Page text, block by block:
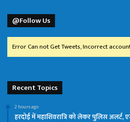
@Follow Us
Error Can not Get Tweets, Incorrect
Recent Topics
2 hours ago
हरदोई में महाशिवरात्रि को लेकर पुलिस अलर्ट,